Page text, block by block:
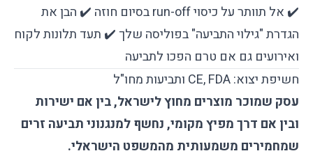
✔️ אל תוותר על כיסוי run-off בסיום חוזה ✔️ הבן את
הגדרת "גילוי התביעה" בפוליסה שלך ✔️ תעד תלונות לקוח
ואירועים גם אם טרם הפכו לתביעה
חשיפת יצוא: CE, FDA ותביעות מחו"ל
עסק שמוכר מוצרים מחוץ לישראל, בין אם ישירות
ובין אם דרך מפיץ מקומי, נחשף למנגנוני תביעה זרים
שמחמירים משמעותית מהמשפט הישראלי.